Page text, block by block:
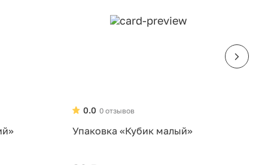
0 отзывов
0.0
Упаковка «Кубик малый»